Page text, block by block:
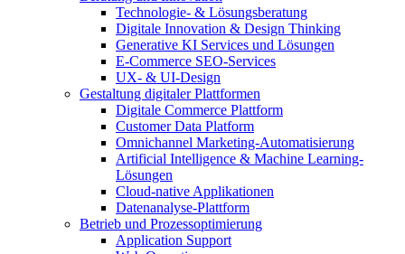
Technologie- & Lösungsberatung
Digitale Innovation & Design Thinking
Generative KI Services und Lösungen
E-Commerce SEO-Services
UX- & UI-Design
Gestaltung digitaler Plattformen
Digitale Commerce Plattform
Customer Data Platform
Omnichannel Marketing-Automatisierung
Artificial Intelligence & Machine Learning-
Lösungen
Cloud-native Applikationen
Datenanalyse-Plattform
Betrieb und Prozessoptimierung
Application Support